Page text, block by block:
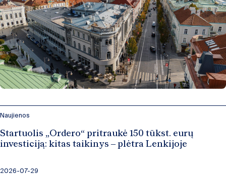
Naujienos
Startuolis „Ordero“ pritraukė 150 tūkst. eurų
investiciją: kitas taikinys – plėtra Lenkijoje
2026-07-29